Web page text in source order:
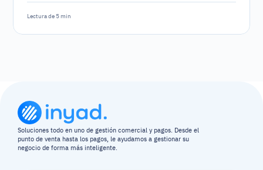
Lectura de 5 min
Soluciones todo en uno de gestión comercial y pagos. Desde el
punto de venta hasta los pagos, le ayudamos a gestionar su
negocio de forma más inteligente.